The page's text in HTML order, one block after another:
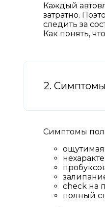
Каждый
затратно.
следить за
Как понять,
2.
Симптомы
check на
полный